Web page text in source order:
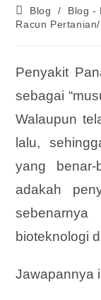
Blog
/ Blog -
Racun
Penyakit
sebagai
Walaupun
lalu,
yang benar-
adakah
bioteknologi
Jawapannya